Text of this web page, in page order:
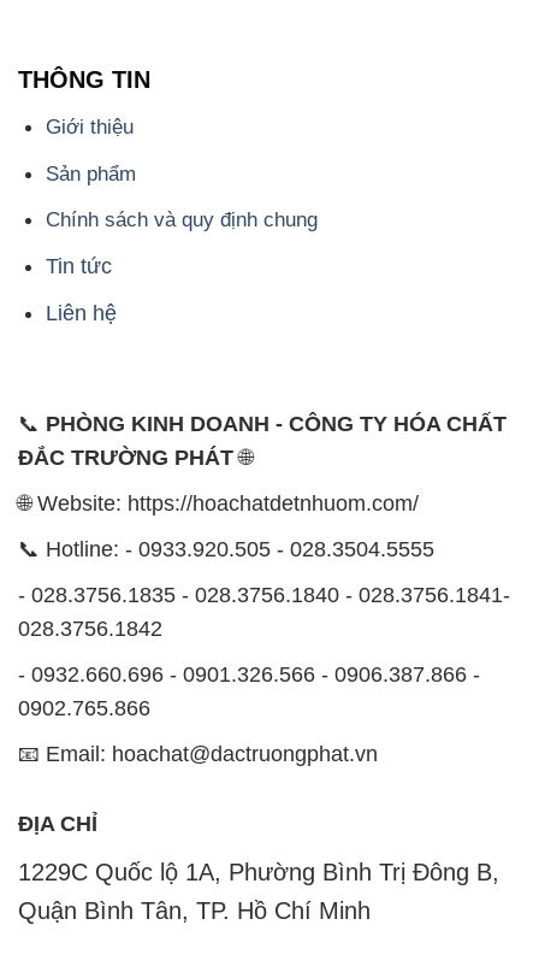
THÔNG TIN
Giới thiệu
Sản phẩm
Chính sách và quy định chung
Tin tức
Liên hệ
📞 PHÒNG KINH DOANH - CÔNG TY HÓA CHẤT
ĐẮC TRƯỜNG PHÁT🌐
🌐 Website: https://hoachatdetnhuom.com/
📞 Hotline: - 0933.920.505 - 028.3504.5555
- 028.3756.1835 - 028.3756.1840 - 028.3756.1841-
028.3756.1842
- 0932.660.696 - 0901.326.566 - 0906.387.866 -
0902.765.866
📧 Email: hoachat@dactruongphat.vn
ĐỊA CHỈ
1229C Quốc lộ 1A, Phường Bình Trị Đông B,
Quận Bình Tân, TP. Hồ Chí Minh